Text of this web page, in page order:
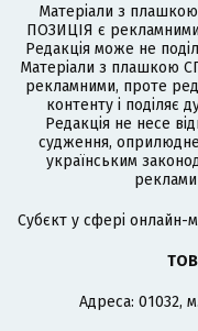
Матеріали з
ПОЗИЦІЯ є рекламними
Редакція може не
Матеріали з плашкою
рекламними, проте
контенту і поділяє
Редакція не несе
судження,
українським
Cубєкт у сфері онлайн-
Адреса: 01032,